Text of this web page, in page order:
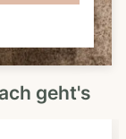
geht's